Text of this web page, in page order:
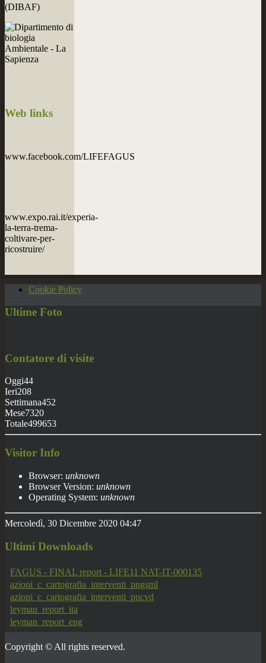
Web links
www.facebook.com/LIFEFAGUS
www.expo.rai.it/experia-
la-terra-trema-
coltivare-per-
ricostruire/
Cookie Policy
Ultime Foto
Contatore di visite
Oggi44
Ieri208
Settimana452
Mese7320
Totale499653
Visitor Info
Browser: unknown
Browser Version: unknown
Operating System: unknown
Mercoledì, 30 Dicembre 2020 04:47
Ultimi Downloads
FAGUS - FINAL report - LIFE11 NAT-IT-000135
azioni_c_cartografia_interventi_pngsml
azioni_c_cartografia_interventi_pncvd
leyman_report_ita
leyman_report_eng
Copyright © All rights reserved.